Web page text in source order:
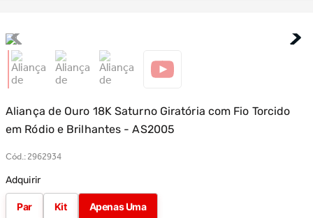
Aliança de Ouro 18K Saturno Giratória com Fio Torcido
em Ródio e Brilhantes - AS2005
Cód.: 2962934
Adquirir
Par Kit Apenas Uma